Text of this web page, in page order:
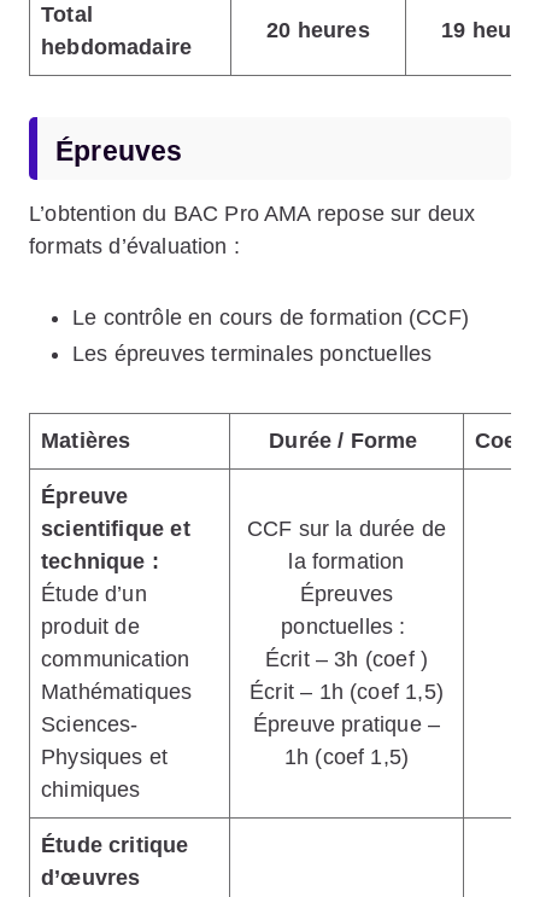
Total
hebdomadaire
20 heures 19
Épreuves
L’obtention du BAC Pro AMA repose sur deux
formats d’évaluation :
Le contrôle en cours de formation (CCF)
Les épreuves terminales ponctuelles
Matières Durée / Forme
Épreuve
scientifique et
technique :
Étude d’un
produit de
communication
Mathématiques
Sciences-
Physiques et
chimiques
CCF sur la durée de
la formation
Épreuves
ponctuelles :
Écrit – 3h (coef )
Écrit – 1h (coef 1,5)
Épreuve pratique –
1h (coef 1,5)
Étude critique
d’œuvres